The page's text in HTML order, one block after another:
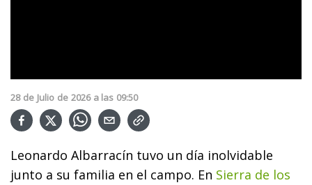
28 de Julio de 2026 a las 09:50
Leonardo Albarracín tuvo un día inolvidable
junto a su familia en el campo. En Sierra de los